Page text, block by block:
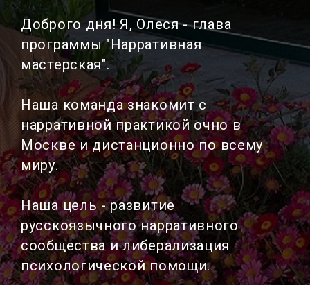
Доброго дня! Я, Олеся - глава
программы "Нарративная
мастерская".
Наша команда знакомит с
нарративной практикой очно в
Москве и дистанционно по всему
миру.
Наша цель - развитие
русскоязычного нарративного
сообщества и либерализация
психологической помощи.